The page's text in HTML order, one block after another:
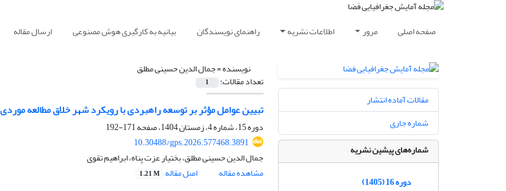
صفحه اصلی مرور اطلاعات نشریه راهنمای نویسندگان بیانیه به کارگیری هوش مصنوعی ارسال مقاله
نویسنده =جمال الدین حسینی مطلق
تعداد مقالات: 1
تبیین عوامل مؤثر بر توسعه راهبردی با رویکرد شهر خلاق مطالعه
دوره 15، شماره 4، زمستان 1404، صفحه
171-192
10.30488/gps.2026.577468.3891
جمال الدین حسینی مطلق، بختیار عزت پناه، ابراهیم تقوی
مشاهده مقاله
اصل مقاله 1.21 M
مقالات آماده انتشار
شماره جاری
شماره‌های پیشین نشریه
دوره 16 (1405)